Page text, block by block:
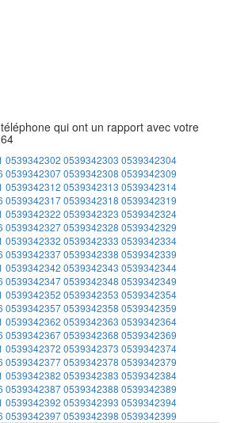
qui ont un rapport avec votre
0539342302 0539342303 0539342304
05393423070539342308 0539342309
0539342312 0539342313 0539342314
05393423170539342318 0539342319
0539342322 0539342323 0539342324
05393423270539342328 0539342329
0539342332 0539342333 0539342334
05393423370539342338 0539342339
0539342342 0539342343 0539342344
05393423470539342348 0539342349
0539342352 0539342353 0539342354
05393423570539342358 0539342359
0539342362 0539342363 0539342364
05393423670539342368 0539342369
0539342372 0539342373 0539342374
05393423770539342378 0539342379
0539342382 0539342383 0539342384
05393423870539342388 0539342389
0539342392 0539342393 0539342394
05393423970539342398 0539342399